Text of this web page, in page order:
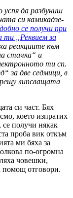
да разбуниш
си камикадзе-
се получи при
ти „Реквием за
реакциите към
стачка“ и
ти сп.
за две седмици, в
липсващата
си част. Бях
което изпратих
получи някак
проба вик откъм
ми бяха за
по-огромна
човешки,
помощ отговори.